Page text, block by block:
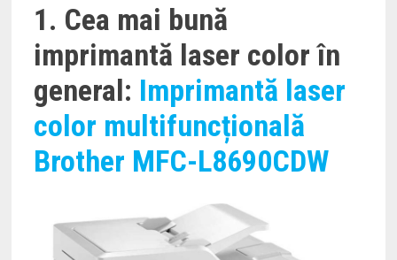
1. Cea mai bună
imprimantă laser color în
general: Imprimantă laser
color multifuncțională
Brother MFC-L8690CDW